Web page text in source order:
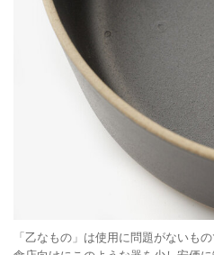
「乙なもの」は使用に問題がないも